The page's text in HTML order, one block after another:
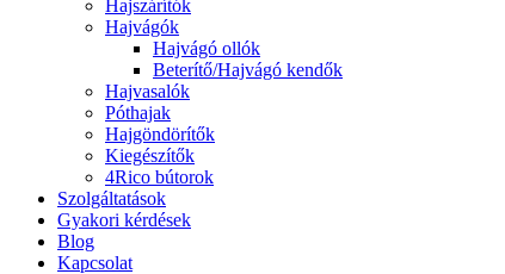
Hajszárítók
Hajvágók
Hajvágó ollók
Beterítő/Hajvágó kendők
Hajvasalók
Póthajak
Hajgöndörítők
Kiegészítők
4Rico bútorok
Szolgáltatások
Gyakori kérdések
Blog
Kapcsolat